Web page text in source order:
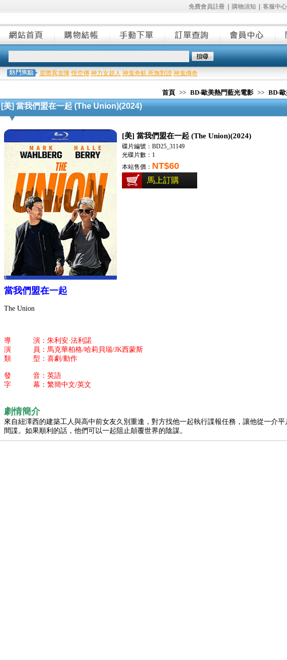
免費會員註冊| 購物須知 客服中心
星際異攻隊 悟空傳 神力女超人 神鬼奇航 死無對證 神鬼傳奇
首頁 >> BD-歐美熱門藍光電影 >> BD-
[美] 當我們盟在一起 (The Union)(2024)
[美] 當我們盟在一起 (The Union)(2024)
碟片編號：BD25_31149
光碟片數：1
本站售價： NT$60
馬上訂購
當我們盟在一起
The Union
導 演：朱利安·法利諾
演 員：馬克華柏格/哈莉貝瑞/JK西蒙斯
類 型：喜劇/動作
發 音：英語
字 幕：繁簡中文/英文
劇情簡介
來自紐澤西的建築工人與高中前女友久別重逢，對方找他一起執行諜報任務，讓他從一介平
間諜。如果順利的話，他們可以一起阻止顛覆世界的陰謀。